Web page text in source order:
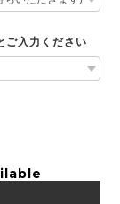
ご入力ください